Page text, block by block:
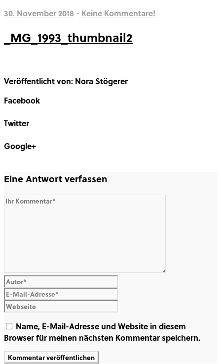
30. November 2018 - Keine Kommentare!
_MG_1993_thumbnail2
Veröffentlicht von: Nora Stögerer
Facebook
Twitter
Google+
Eine Antwort verfassen
Name, E-Mail-Adresse und Website in diesem
Browser für meinen nächsten Kommentar speichern.